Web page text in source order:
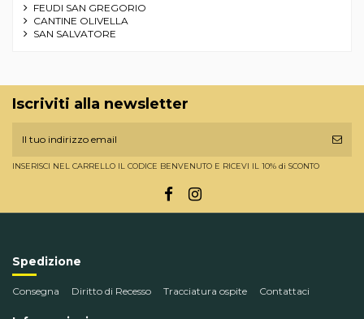
FEUDI SAN GREGORIO
CANTINE OLIVELLA
SAN SALVATORE
Iscriviti alla newsletter
INSERISCI NEL CARRELLO IL CODICE BENVENUTO E RICEVI IL 10% di SCONTO
Spedizione
Consegna Diritto di Recesso Tracciatura ospite Contattaci